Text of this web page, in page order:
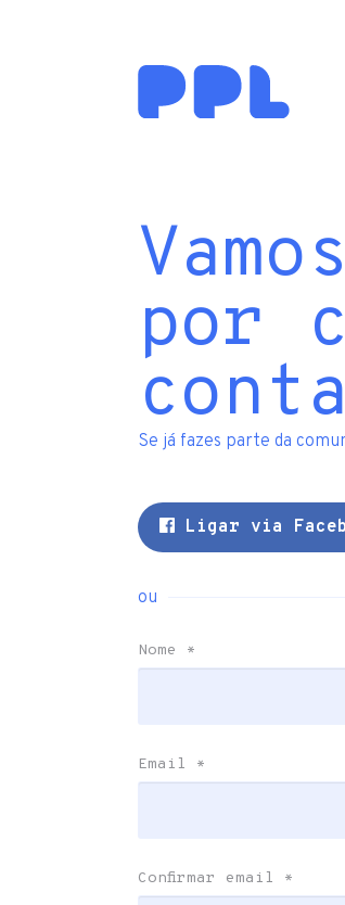
por
conta
Se já fazes parte da
Ligar via
ou
Nome *
Email *
Confirmar email *